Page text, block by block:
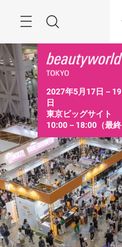
す
る
索
2027年5月17日－19
日
東京ビッグサイト
10:00－18:00（最終
日は16:30まで）